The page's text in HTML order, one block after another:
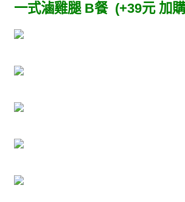
一式滷雞腿 B餐 (+39元 加